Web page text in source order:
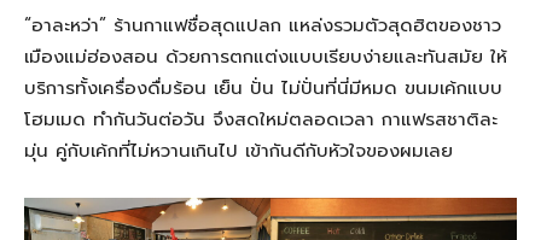
“อาละหว่า” ร้านกาแฟชื่อสุดแปลก แหล่งรวมตัวสุดฮิตของชาว
เมืองแม่ฮ่องสอน ด้วยการตกแต่งแบบเรียบง่ายและทันสมัย ให้
บริการทั้งเครื่องดื่มร้อน เย็น ปั่น ไม่ปั่นที่นี่มีหมด ขนมเค้กแบบ
โฮมเมด ทำกันวันต่อวัน จึงสดใหม่ตลอดเวลา กาแฟรสชาติละ
มุ่น คู่กับเค้กที่ไม่หวานเกินไป เข้ากันดีกับหัวใจของผมเลย